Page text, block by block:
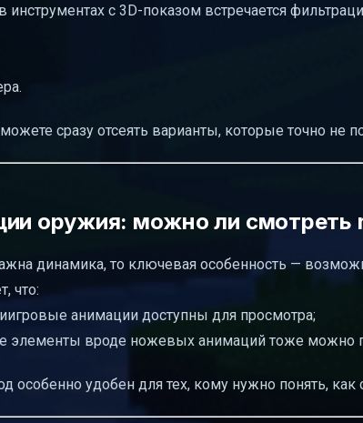
инструментах с 3D-показом встречается
сразу отсеять варианты, которые точно не
оружия: можно ли смотреть
динамика, то ключевая особенность —
что:
анимации доступны для просмотра;
элементы вроде ножевых анимаций тоже можно
особенно удобен для тех, кому нужно понять,